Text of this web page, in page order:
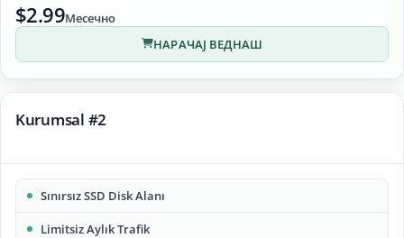
$2.99Месечно
НАРАЧАЈ ВЕДНАШ
Kurumsal #2
Sınırsız SSD Disk Alanı
Limitsiz Aylık Trafik